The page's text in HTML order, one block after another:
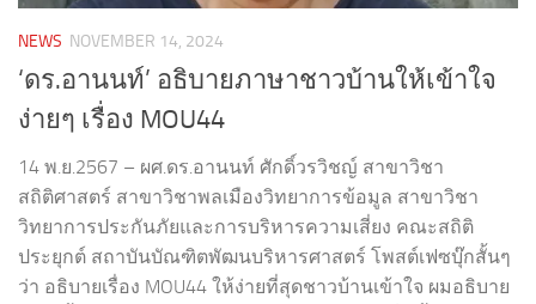
NEWS NOVEMBER 14, 2024
‘ดร.อานนท์’ อธิบายภาษาชาวบ้านให้เข้าใจ
ง่ายๆ เรื่อง MOU44
14 พ.ย.2567 – ผศ.ดร.อานนท์ ศักดิ์วรวิชญ์ สาขาวิชา
สถิติศาสตร์ สาขาวิชาพลเมืองวิทยาการข้อมูล สาขาวิชา
วิทยาการประกันภัยและการบริหารความเสี่ยง คณะสถิติ
ประยุกต์ สถาบันบัณฑิตพัฒนบริหารศาสตร์ โพสต์เฟซบุ๊กสั้นๆ
ว่า อธิบายเรื่อง MOU44 ให้ง่ายที่สุดชาวบ้านเข้าใจ ผมอธิบาย